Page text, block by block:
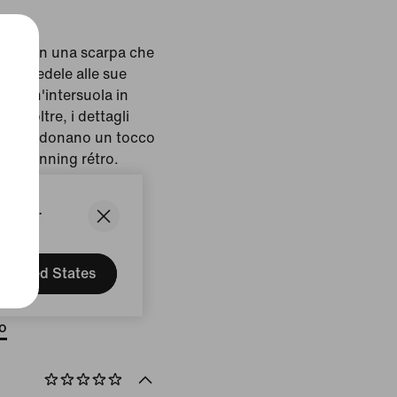
United States
con una scarpa che
fedele alle sue
un'intersuola in
Inoltre, i dettagli
3D donano un tocco
da running rétro.
Vietnam